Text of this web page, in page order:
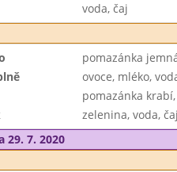
voda, čaj
pomazánka
ovoce, mléko,
pomazánka
zelenina, voda,
29. 7. 2020